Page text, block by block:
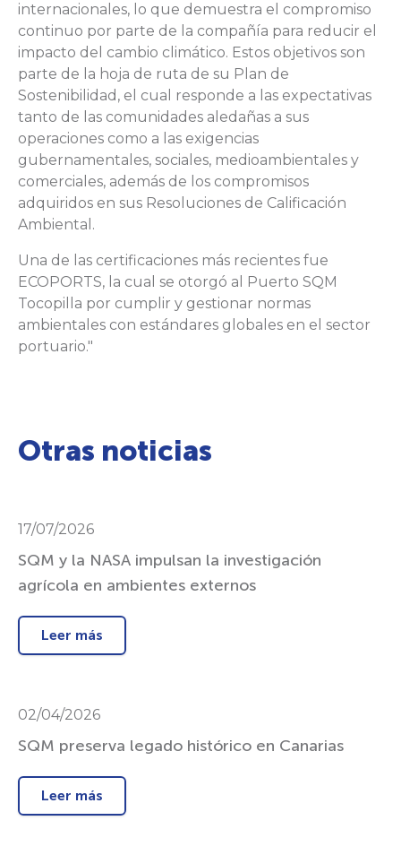
internacionales, lo que demuestra el compromiso
continuo por parte de la compañía para reducir el
impacto del cambio climático. Estos objetivos son
parte de la hoja de ruta de su Plan de
Sostenibilidad, el cual responde a las expectativas
tanto de las comunidades aledañas a sus
operaciones como a las exigencias
gubernamentales, sociales, medioambientales y
comerciales, además de los compromisos
adquiridos en sus Resoluciones de Calificación
Ambiental.
Una de las certificaciones más recientes fue
ECOPORTS, la cual se otorgó al Puerto SQM
Tocopilla por cumplir y gestionar normas
ambientales con estándares globales en el sector
portuario."
Otras noticias
17/07/2026
SQM y la NASA impulsan la investigación
agrícola en ambientes externos
Leer más
02/04/2026
SQM preserva legado histórico en Canarias
Leer más